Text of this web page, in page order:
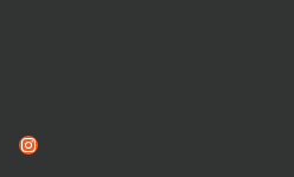
Instagram